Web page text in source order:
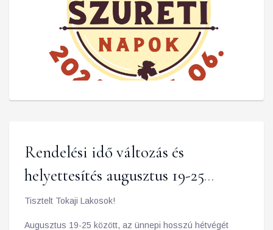
Rendelési idő változás és
helyettesítés augusztus 19-25
között
Tisztelt Tokaji Lakosok!
Augusztus 19-25 között, az ünnepi hosszú hétvégét